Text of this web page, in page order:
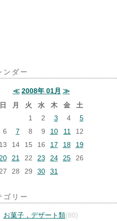
ンダー
≪ 2008年 01月 ≫
日
月 火 水 木 金
土
1
2 3 4
5
6
7 8 9 10 11
12
13
14 15 16 17 18
19
21 22 23 24 25
26
28 29 30 31
ゴリー
お菓子，デザート類(80)